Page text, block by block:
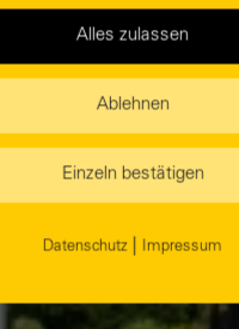
Alles zulassen
Ablehnen
Einzeln bestätigen
Datenschutz Impressum